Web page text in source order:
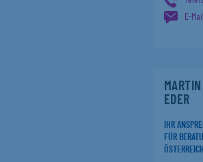
E-Mail
MARTIN
EDER
IHR
FÜR